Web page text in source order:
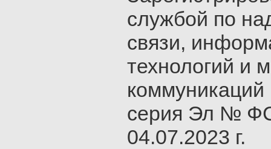
службой по
связи,
технологий и
серия Эл №
04.07.2023 г.